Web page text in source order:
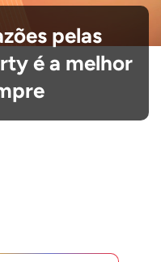
pelas
é a melhor